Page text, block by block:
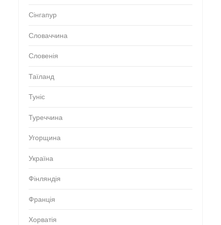
Сінгапур
Словаччина
Словенія
Таїланд
Туніс
Туреччина
Угорщина
Україна
Фінляндія
Франція
Хорватія